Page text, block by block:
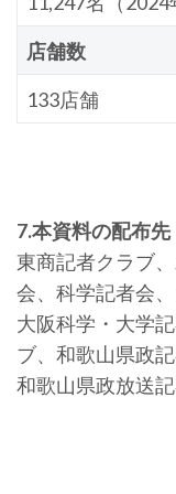
店舗数
133店舗
7.本資料の配布先
東商記者クラブ
会、科学記者会
大阪科学・大学
ブ、和歌山県政記
和歌山県政放送